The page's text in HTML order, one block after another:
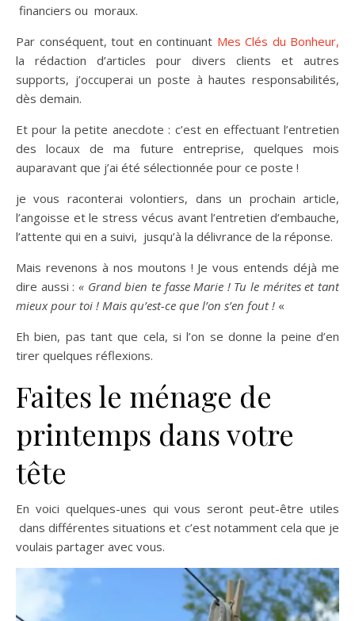
financiers ou moraux.
Par conséquent, tout en continuant Mes Clés du Bonheur,
la rédaction d’articles pour divers clients et autres
supports, j’occuperai un poste à hautes responsabilités,
dès demain.
Et pour la petite anecdote : c’est en effectuant l’entretien
des locaux de ma future entreprise, quelques mois
auparavant que j’ai été sélectionnée pour ce poste !
je vous raconterai volontiers, dans un prochain article,
l’angoisse et le stress vécus avant l’entretien d’embauche,
l’attente qui en a suivi, jusqu’à la délivrance de la réponse.
Mais revenons à nos moutons ! Je vous entends déjà me
dire aussi : « Grand bien te fasse Marie ! Tu le mérites et tant
mieux pour toi ! Mais qu’est-ce que l’on s’en fout ! «
Eh bien, pas tant que cela, si l’on se donne la peine d’en
tirer quelques réflexions.
Faites le ménage de
printemps dans votre
tête
En voici quelques-unes qui vous seront peut-être utiles
dans différentes situations et c’est notamment cela que je
voulais partager avec vous.